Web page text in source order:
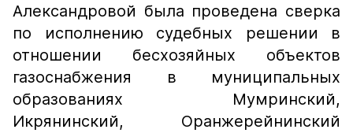
Александровой была проведена сверка
по исполнению судебных решении в
отношении бесхозяйных объектов
газоснабжения в муниципальных
образованиях Мумринский,
Икрянинский, Оранжерейнинский